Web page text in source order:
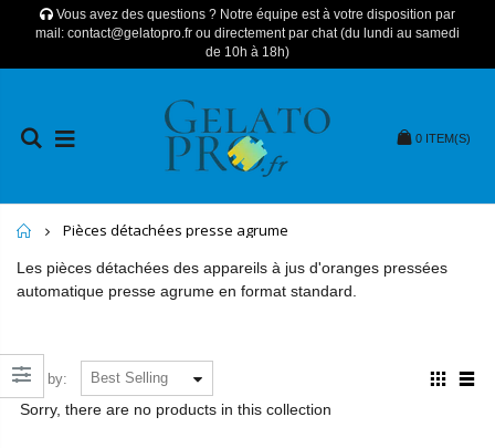
Vous avez des questions ? Notre équipe est à votre disposition par
mail: contact@gelatopro.fr ou directement par chat (du lundi au samedi
de 10h à 18h)
0 ITEM(S)
Home
Pièces détachées presse agrume
Les pièces détachées des appareils à jus d'oranges pressées
automatique presse agrume en format standard.
Sort by:
Sorry, there are no products in this collection